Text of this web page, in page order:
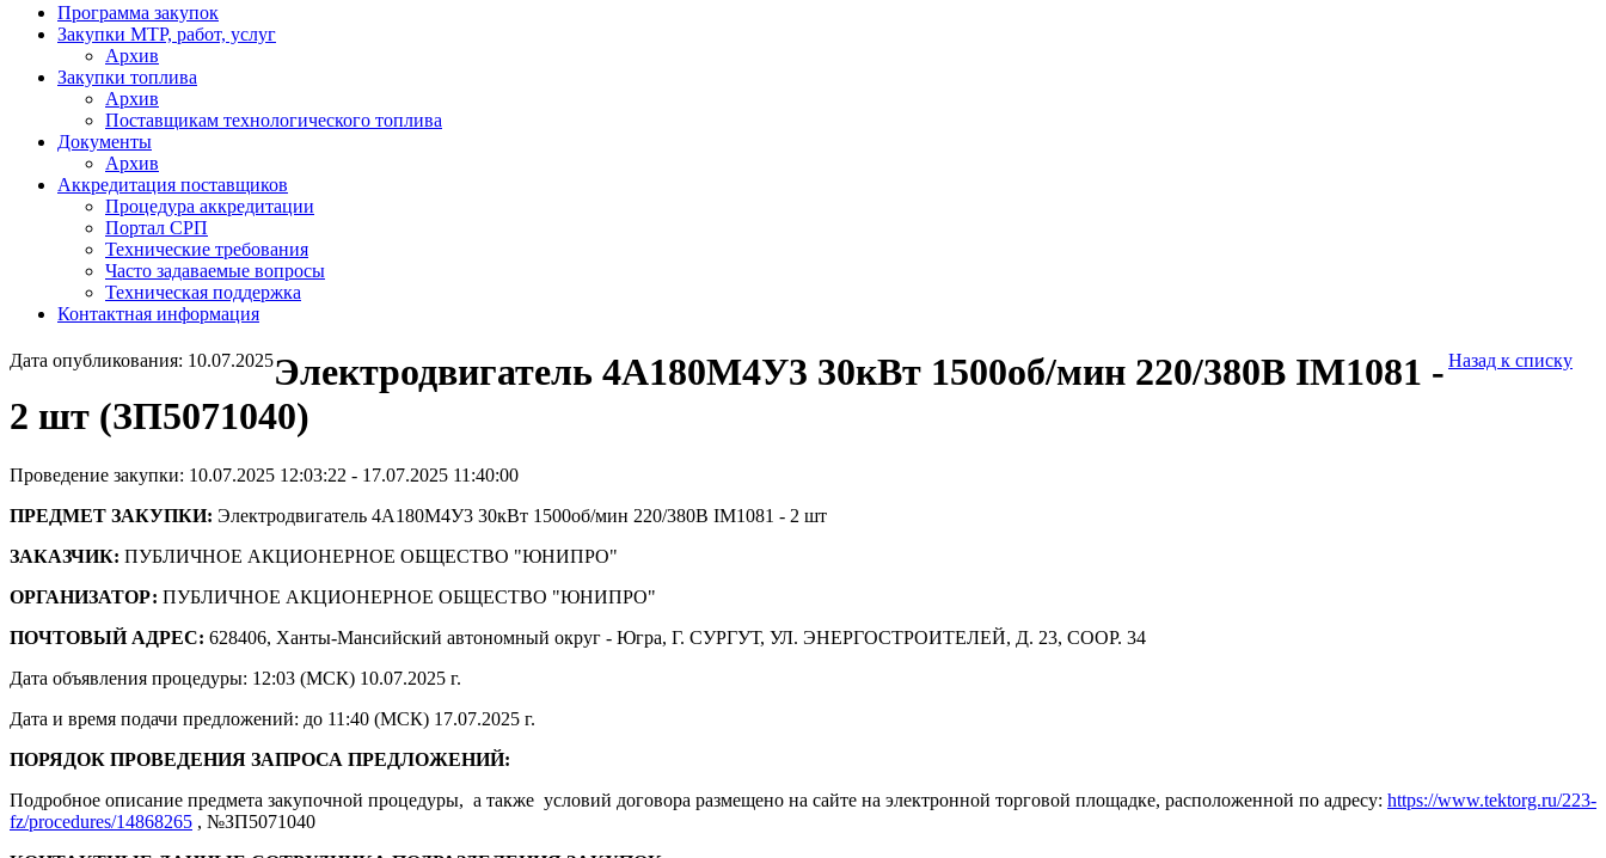
Программа закупок
Закупки МТР, работ, услуг
Архив
Закупки топлива
Архив
Поставщикам технологического топлива
Документы
Архив
Аккредитация поставщиков
Процедура аккредитации
Портал СРП
Технические требования
Часто задаваемые вопросы
Техническая поддержка
Контактная информация
Дата опубликования: 10.07.2025 Назад к списку
Электродвигатель 4А180M4У3 30кВт 1500об/мин 220/380В IM1081 -
2 шт (ЗП5071040)
Проведение закупки: 10.07.2025 12:03:22 - 17.07.2025 11:40:00
ПРЕДМЕТ ЗАКУПКИ: Электродвигатель 4А180M4У3 30кВт 1500об/мин 220/380В IM1081 - 2 шт
ЗАКАЗЧИК: ПУБЛИЧНОЕ АКЦИОНЕРНОЕ ОБЩЕСТВО "ЮНИПРО"
ОРГАНИЗАТОР: ПУБЛИЧНОЕ АКЦИОНЕРНОЕ ОБЩЕСТВО "ЮНИПРО"
ПОЧТОВЫЙ АДРЕС: 628406, Ханты-Мансийский автономный округ - Югра, Г. СУРГУТ, УЛ. ЭНЕРГОСТРОИТЕЛЕЙ, Д. 23, СООР. 34
Дата объявления процедуры: 12:03 (МСК) 10.07.2025 г.
Дата и время подачи предложений: до 11:40 (МСК) 17.07.2025 г.
ПОРЯДОК ПРОВЕДЕНИЯ ЗАПРОСА ПРЕДЛОЖЕНИЙ:
Подробное описание предмета закупочной процедуры, а также условий договора размещено на сайте на электронной торговой площадке, расположенной по адресу: https://www.tektorg.ru/223-
fz/procedures/14868265 , №ЗП5071040